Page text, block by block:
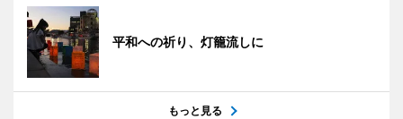
平和への祈り、灯籠流しに
もっと見る